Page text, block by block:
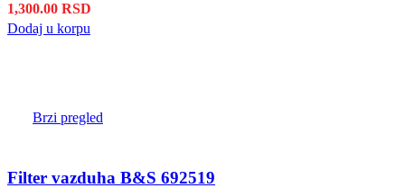
1,300.00 RSD
Dodaj u korpu
Brzi pregled
Filter vazduha B&S 692519